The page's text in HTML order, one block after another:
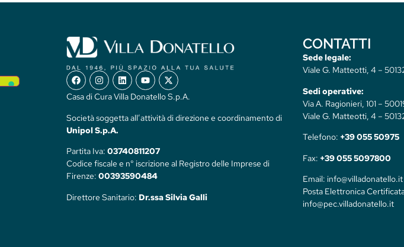
Casa di Cura Villa Donatello S.p.A.
Società soggetta all’attività di direzione e coordinamento di
Unipol S.p.A.
Partita Iva: 03740811207
Codice fiscale e n° iscrizione al Registro delle Imprese di
Firenze: 00393590484
Direttore Sanitario: Dr.ssa Silvia Galli
CONTATTI
Sede legale:
Viale G. Matteotti, 4 –
Sedi operative:
Via A. Ragionieri, 101 –
Viale G. Matteotti, 4 –
Telefono: +39 055 50975
Fax: +39 055 5097800
Email: info@villadonatello.it
Posta Elettronica
info@pec.villadonatello.it